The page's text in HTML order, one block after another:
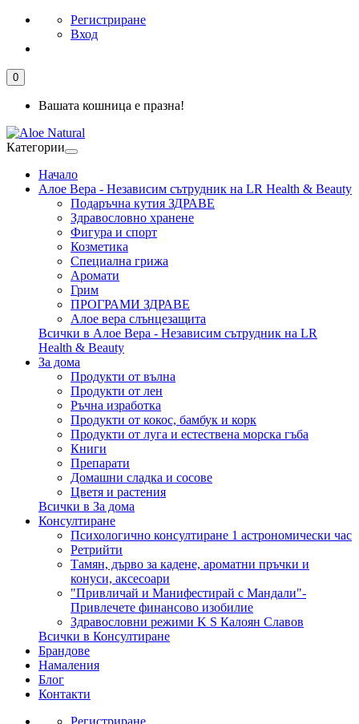
Регистриране
Вход
0
Вашата кошница е празна!
Категории
Начало
Алое Вера - Независим сътрудник на LR Health & Beauty
Подаръчна кутия ЗДРАВЕ
Здравословно хранене
Фигура и спорт
Козметика
Специална грижа
Аромати
Грим
ПРОГРАМИ ЗДРАВЕ
Алое вера слънцезащита
Всички в Алое Вера - Независим сътрудник на LR
Health & Beauty
За дома
Продукти от вълна
Продукти от лен
Ръчна изработка
Продукти от кокос, бамбук и корк
Продукти от луга и естествена морска гъба
Книги
Препарати
Домашни сладка и сосове
Цветя и растения
Всички в За дома
Консултиране
Психологично консултиране 1 астрономически час
Ретрийти
Тамян, дърво за кадене, ароматни пръчки и
конуси, аксесоари
"Привличай и Манифестирай с Мандали"-
Привлечете финансово изобилие
Здравословни режими K S Калоян Славов
Всички в Консултиране
Брандове
Намаления
Блог
Контакти
Регистриране